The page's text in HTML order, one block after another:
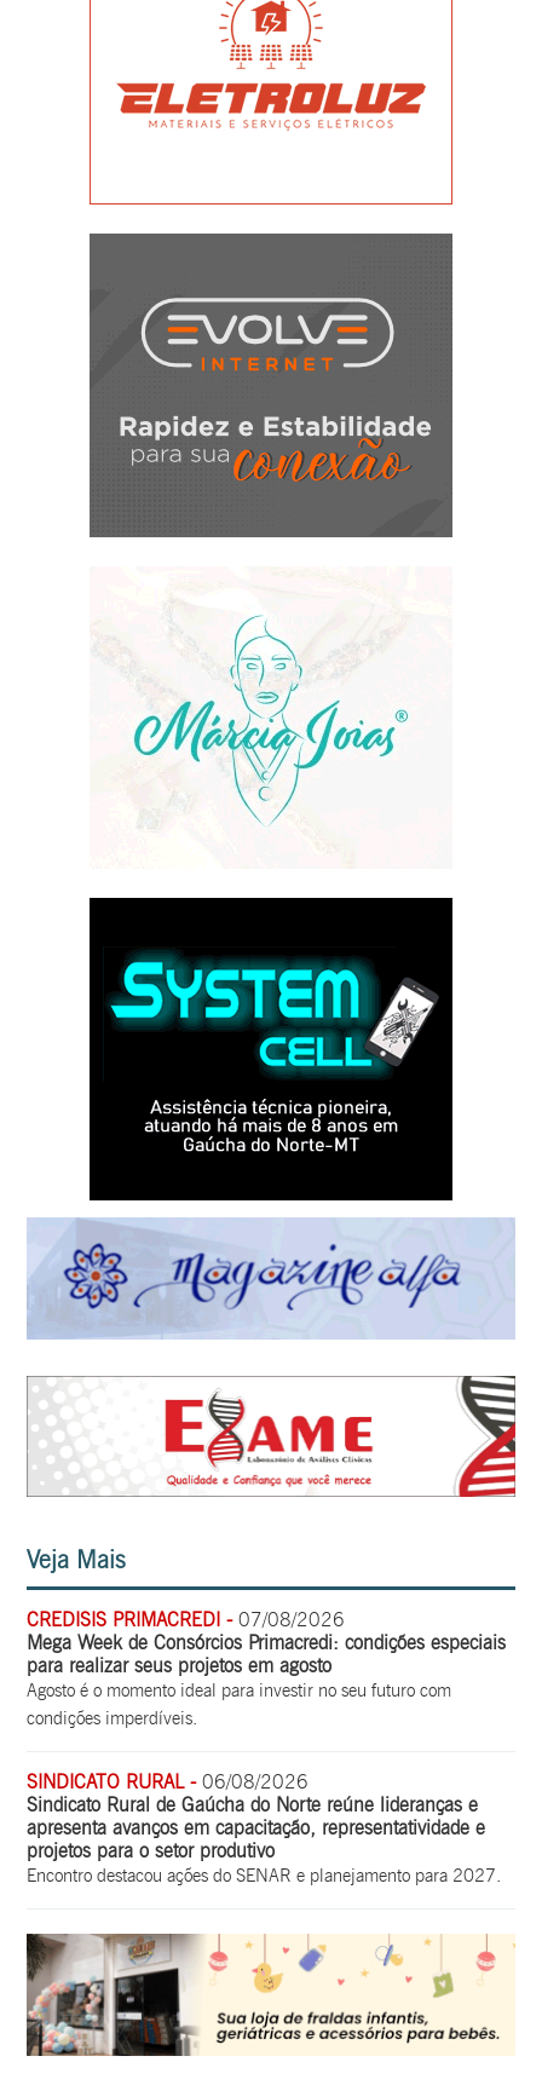
Veja Mais
CREDISIS PRIMACREDI -07/08/2026
Mega Week de Consórcios Primacredi: condições especiais
para realizar seus projetos em agosto
Agosto é o momento ideal para investir no seu futuro com
condições imperdíveis.
SINDICATO RURAL -06/08/2026
Sindicato Rural de Gaúcha do Norte reúne lideranças e
apresenta avanços em capacitação, representatividade e
projetos para o setor produtivo
Encontro destacou ações do SENAR e planejamento para 2027.